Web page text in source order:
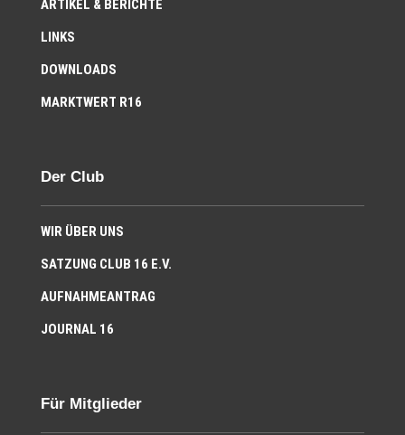
ARTIKEL & BERICHTE
LINKS
DOWNLOADS
MARKTWERT R16
Der Club
WIR ÜBER UNS
SATZUNG CLUB 16 E.V.
AUFNAHMEANTRAG
JOURNAL 16
Für Mitglieder